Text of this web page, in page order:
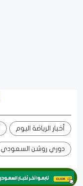
أخبار الرياضة اليوم
دوري روشن السعودي